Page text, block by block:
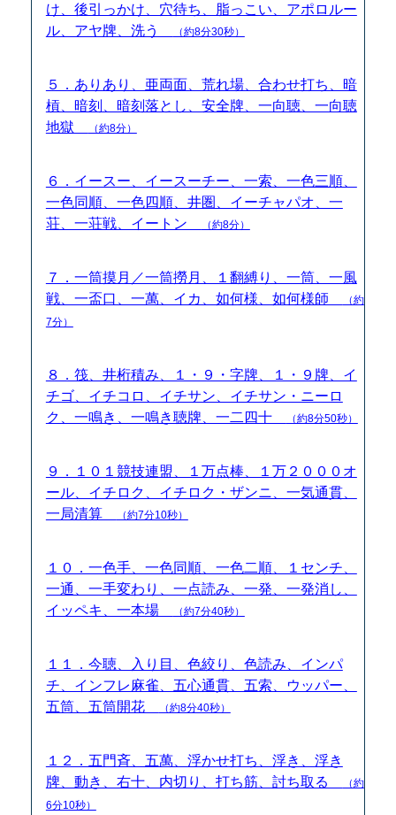
け、後引っかけ、穴待ち、脂っこい、アポロルー
ル、アヤ牌、洗う
（約8分30秒）
５．ありあり、亜両面、荒れ場、合わせ打ち、暗
槓、暗刻、暗刻落とし、安全牌、一向聴、一向聴
地獄
（約8分）
６．イースー、イースーチー、一索、一色三順、
一色同順、一色四順、井圏、イーチャパオ、一
荘、一荘戦、イートン
（約8分）
７．一筒摸月／一筒撈月、１翻縛り、一筒、一風
戦、一盃口、一萬、イカ、如何様、如何様師
（約
7分）
８．筏、井桁積み、１・９・字牌、１・９牌、イ
チゴ、イチコロ、イチサン、イチサン・ニーロ
ク、一鳴き、一鳴き聴牌、一二四十
（約8分50秒）
９．１０１競技連盟、１万点棒、１万２０００オ
ール、イチロク、イチロク・ザンニ、一気通貫、
一局清算
（約7分10秒）
１０．一色手、一色同順、一色二順、１センチ、
一通、一手変わり、一点読み、一発、一発消し、
イッペキ、一本場
（約7分40秒）
１１．今聴、入り目、色絞り、色読み、インパ
チ、インフレ麻雀、五心通貫、五索、ウッパー、
五筒、五筒開花
（約8分40秒）
１２．五門斉、五萬、浮かせ打ち、浮き、浮き
牌、動き、右十、内切り、打ち筋、討ち取る
（約
6分10秒）